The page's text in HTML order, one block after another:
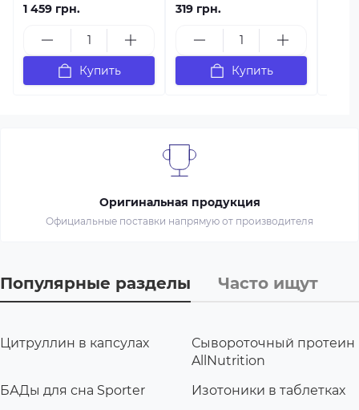
1 459 грн.
Купить
319 грн.
Купить
Оригинальная продукция
Официальные поставки напрямую от производителя
Популярные разделы Часто ищут
Цитруллин в капсулах
Сывороточный протеин
AllNutrition
БАДы для сна Sporter
Изотоники в таблетках